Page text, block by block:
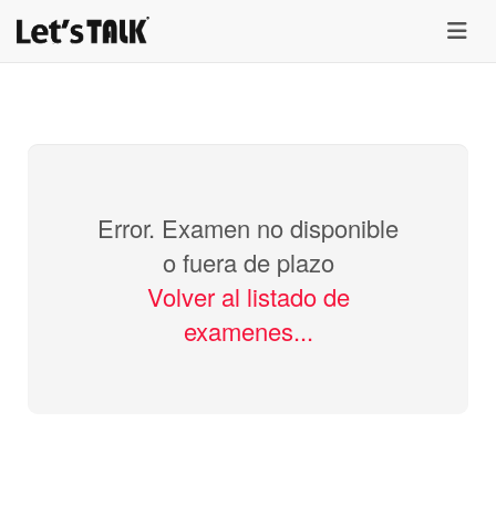
menu
Error. Examen no disponible
o fuera de plazo
Volver al listado de
examenes...